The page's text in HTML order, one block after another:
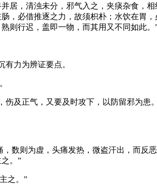
居，清浊未分，邪气入之，夹痰杂食，
，必借推逐之力，故须枳朴；水饮在胃
则行迟，盖即一物，而其用又不同如此。
力为辨证要点。
及正气，又要及时攻下，以防留邪为患
数则为虚，头痛发热，微盗汗出，而反
。”
之。”